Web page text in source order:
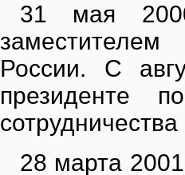
31 мая
заместителем
России. С
президенте
28 марта